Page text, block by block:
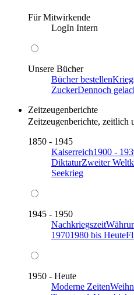
Für Mitwirkende
LogIn Intern
Unsere Bücher
Bücher bestellen
ZuckerDennoch
Zeitzeugenberichte
Zeitzeugenberichte, zeitlich
1850 - 1945
Kaiserreich1900 -
DiktaturZweiter
Seekrieg
1945 - 1950
Nachkriegszeit
19701980 bis Heute
1950 - Heute
Moderne Zeiten